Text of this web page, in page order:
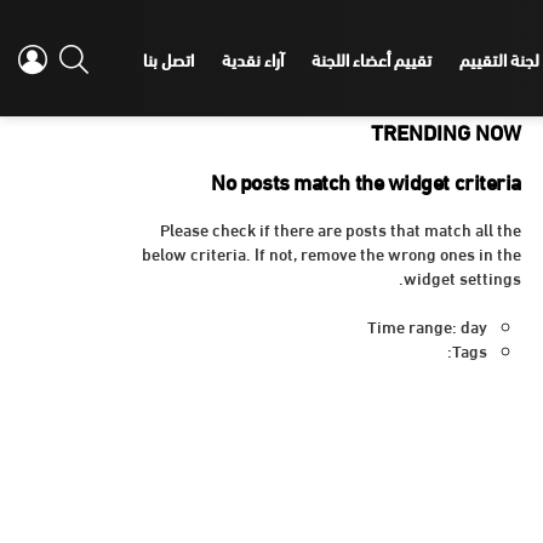
التقييم تقييم أعضاء اللجنة آراء نقدية اتصل بنا SEARCH
TRENDING NOW
No posts match the widget criteria
Please check if there are posts that match all the
below criteria. If not, remove the wrong ones in the
widget settings.
Time range: day
Tags: